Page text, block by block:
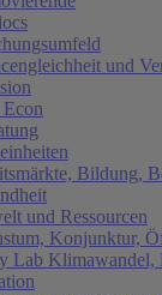
und
Bildung,
und Ressourcen
Konjunktur,
Lab Klimawandel,